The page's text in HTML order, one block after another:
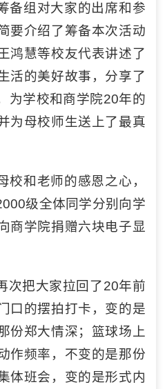
备组对大家的出席和参
要介绍了筹备本次活动
鸿慧等校友代表讲述了
活的美好故事，分享了
为学校和商学院20年的
为母校师生送上了最真
校和老师的感恩之心，
级全体同学分别向学
商学院捐赠六块电子显
次把大家拉回了20年前
口的摆拍打卡，变的是
份郑大情深；篮球场上
作频率，不变的是那份
体班会，变的是形式内